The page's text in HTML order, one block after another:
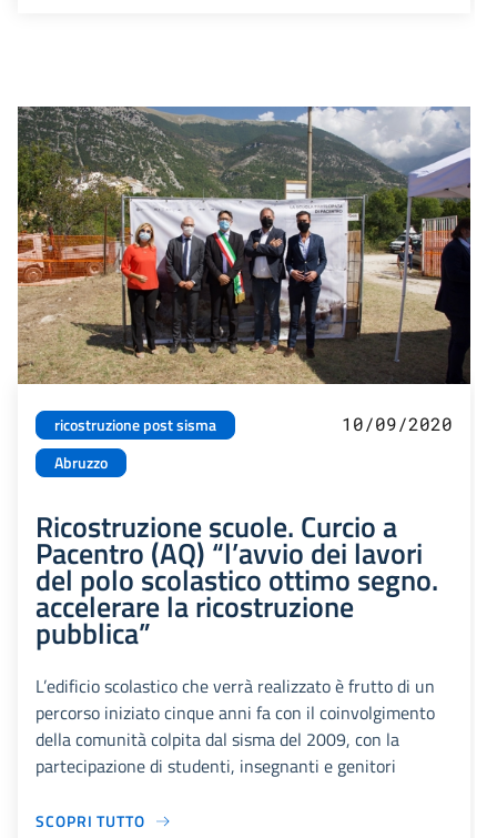
ricostruzione post sisma
Abruzzo
10/09/2020
Ricostruzione scuole. Curcio a
Pacentro (AQ) “l’avvio dei lavori
del polo scolastico ottimo segno.
accelerare la ricostruzione
pubblica”
L’edificio scolastico che verrà realizzato è frutto di un
percorso iniziato cinque anni fa con il coinvolgimento
della comunità colpita dal sisma del 2009, con la
partecipazione di studenti, insegnanti e genitori
SCOPRI TUTTO